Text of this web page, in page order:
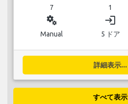
7 1
miscellaneous_services
Manual
login
5 ドア
詳細表示...
すべて表示